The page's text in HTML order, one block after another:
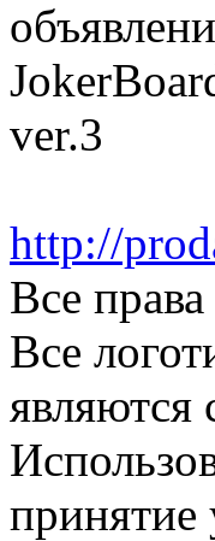
http://
Все
Все
являются
принятие